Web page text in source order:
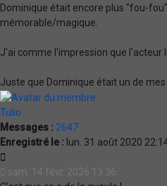
Dominique était encore plus "fou-
mémorable/magique.
J'ai comme l'impression que l'acteur
Juste que Dominique était un de
Tulio
Messages : 2647
Enregistré le : lun. 31 août 2020
sam. 14 févr. 2026 13:36